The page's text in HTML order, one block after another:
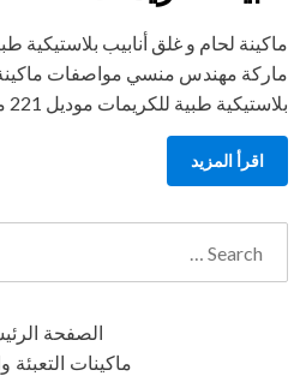
ماركة مهندس منسي مواصفات ماكينة
بلاستيكية طبية للكريمات موديل 221 ماركة…
اقرأ المزيد
الصفحة
ماكينات التعبئة